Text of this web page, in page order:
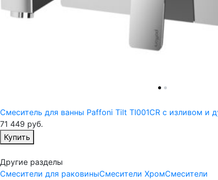
Смеситель для ванны Paffoni Tilt TI001CR с изливом и
71 449 руб.
Купить
Другие разделы
Смесители для раковиныСмесители ХромСмесители